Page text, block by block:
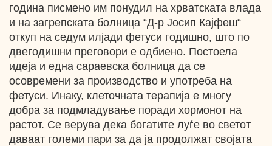
година писмено им понудил на хрватската влада
и на загрепската болница “Д-р Јосип Кајфеш“
откуп на седум илјади фетуси годишно, што по
двегодишни преговори е одбиено. Постоела
идеја и една сараевска болница да се
осовремени за производство и употреба на
фетуси. Инаку, клеточната терапија е многу
добра за подмладување поради хормонот на
растот. Се верува дека богатите луѓе во светот
даваат големи пари за да ја продолжат својата